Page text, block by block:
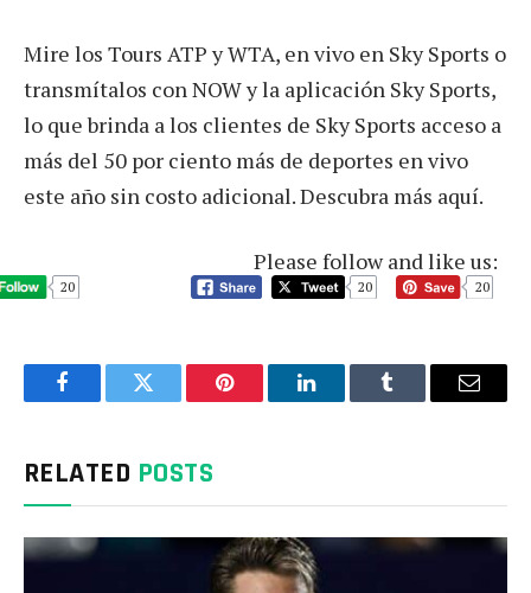
Mire los Tours ATP y WTA, en vivo en Sky Sports o
transmítalos con NOW y la aplicación Sky Sports,
lo que brinda a los clientes de Sky Sports acceso a
más del 50 por ciento más de deportes en vivo
este año sin costo adicional. Descubra más aquí.
Please follow and like us:
20 20 20
FacebookTwitter Pinterest LinkedInTumblr Email
RELATED POSTS